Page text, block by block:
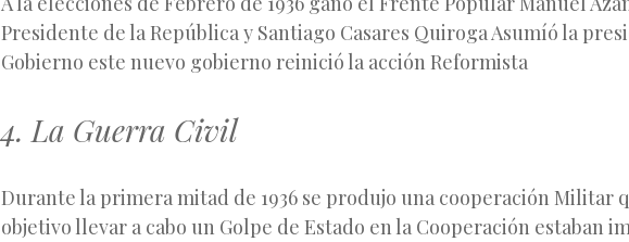
Presidente de la República y Santiago Casares Quiroga Asumíó la
Gobierno este nuevo gobierno reinició la acción Reformista
4. La Guerra Civil
Durante la primera mitad de 1936 se produjo una cooperación Militar
objetivo llevar a cabo un Golpe de Estado en la Cooperación estaban